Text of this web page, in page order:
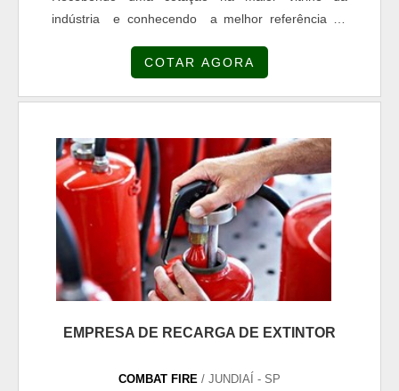
indústria e conhecendo a melhor referência do
EXTINTOR PREÇOQuem precisa de Recarga de
Fire. Empresa especializada em escada vazada de
que há de melhor na atualidad...
COTAR AGORA
EMPRESA DE RECARGA DE EXTINTOR
COMBAT FIRE / JUNDIAÍ - SP